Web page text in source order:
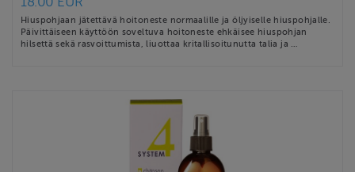
Hiuspohjaan jätettävä hoitoneste normaalille ja öljyiselle hiuspohjalle.
Päivittäiseen käyttöön soveltuva hoitoneste ehkäisee hiuspohjan
hilsettä sekä rasvoittumista, liuottaa kritallisoitunutta talia ja …